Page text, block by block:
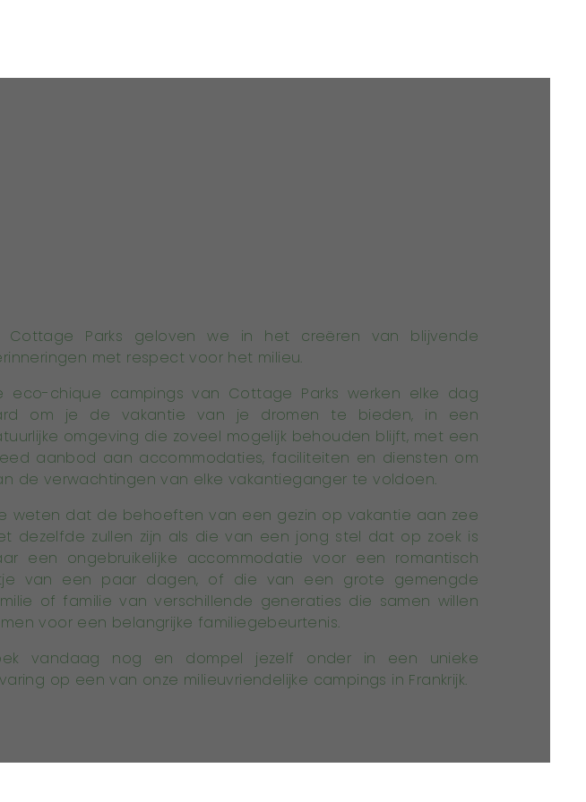
Cottage Parks geloven we in het creëren van blijvende
met respect voor het milieu.
eco-chique campings van Cottage Parks werken elke dag
om je de vakantie van je dromen te bieden, in een
omgeving die zoveel mogelijk behouden blijft, met een
aanbod aan accommodaties, faciliteiten en diensten om
de verwachtingen van elke vakantieganger te voldoen.
weten dat de behoeften van een gezin op vakantie aan zee
dezelfde zullen zijn als die van een jong stel dat op zoek is
een ongebruikelijke accommodatie voor een romantisch
van een paar dagen, of die van een grote gemengde
of familie van verschillende generaties die samen willen
voor een belangrijke familiegebeurtenis.
vandaag nog en dompel jezelf onder in een unieke
op een van onze milieuvriendelijke campings in Frankrijk.